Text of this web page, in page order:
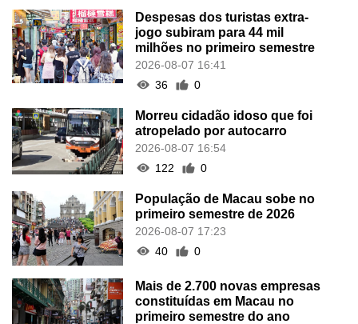
Despesas dos turistas extra-
jogo subiram para 44 mil
milhões no primeiro semestre
2026-08-07 16:41
36
0
Morreu cidadão idoso que foi
atropelado por autocarro
2026-08-07 16:54
122
0
População de Macau sobe no
primeiro semestre de 2026
2026-08-07 17:23
40
0
Mais de 2.700 novas empresas
constituídas em Macau no
primeiro semestre do ano